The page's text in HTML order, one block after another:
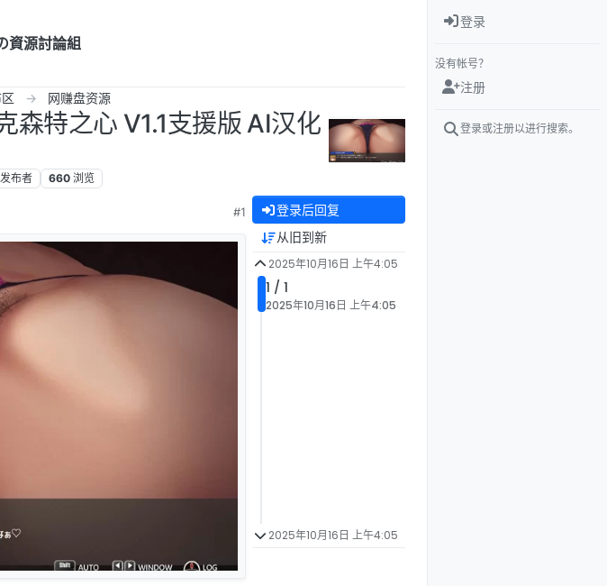
資源討論組
网赚盘资源
森特之心 V1.1支援版 AI汉化
发布者 660 浏览
#1 登录后回复
从旧到新
2025年10月16日 上午4:05
1 / 1
2025年10月16日 上午4:05
2025年10月16日 上午4:05
登录
没有帐号？
注册
登录或注册以进行搜索。